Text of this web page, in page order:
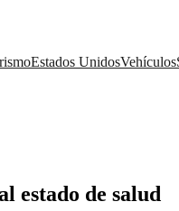
Estados UnidosVehículos
estado de salud